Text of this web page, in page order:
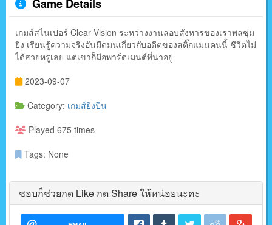
Game Details
เกมส์สไนเปอร์ Clear Vision ระหว่างงานลอบสังหารของเราพลซุ่ม
ยิง เรียนรู้ความจริงอันมืดมนเกี่ยวกับอดีตของสติ๊กแมนคนนี้ ชีวิตไม่
ได้สวยหรูเลย แต่เขาก็มีอพาร์ตเมนต์ที่น่าอยู่
2023-09-07
Category: เกมส์ยิงปืน
Played 675 times
Tags: None
ชอบก็ช่วยกด Like กด Share ให้หน่อยนะคะ